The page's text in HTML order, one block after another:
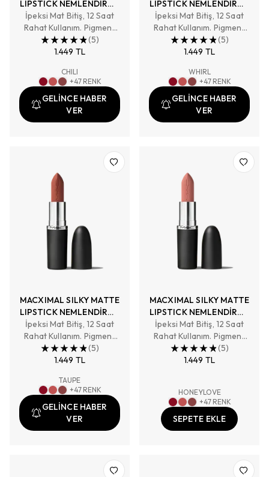
LIPSTICK NEMLENDİRME
ETKİLİ YOĞUN RENK
SAĞLAYAN RUJ
İpeksi Mat Bitiş, 12 Saat
Rahat Kullanım. Pigment
Zengini, Tam Kapatıcılık
Sağlayan Renk
(5)
1.449 TL
CHILI
+47 RENK
GELİNCE HABER
VER
LIPSTICK NEMLENDİRME
ETKİLİ YOĞUN RENK
SAĞLAYAN RUJ
İpeksi Mat Bitiş, 12 Saat
Rahat Kullanım. Pigment
Zengini, Tam Kapatıcılık
Sağlayan Renk
(5)
1.449 TL
WHIRL
+47 RENK
GELİNCE HABER
VER
MACXIMAL SILKY MATTE
LIPSTICK NEMLENDİRME
ETKİLİ YOĞUN RENK
SAĞLAYAN RUJ
İpeksi Mat Bitiş, 12 Saat
Rahat Kullanım. Pigment
Zengini, Tam Kapatıcılık
Sağlayan Renk
(5)
1.449 TL
TAUPE
+47 RENK
GELİNCE HABER
VER
MACXIMAL SILKY MATTE
LIPSTICK NEMLENDİRME
ETKİLİ YOĞUN RENK
SAĞLAYAN RUJ
İpeksi Mat Bitiş, 12 Saat
Rahat Kullanım. Pigment
Zengini, Tam Kapatıcılık
Sağlayan Renk
(5)
1.449 TL
HONEYLOVE
+47 RENK
SEPETE EKLE